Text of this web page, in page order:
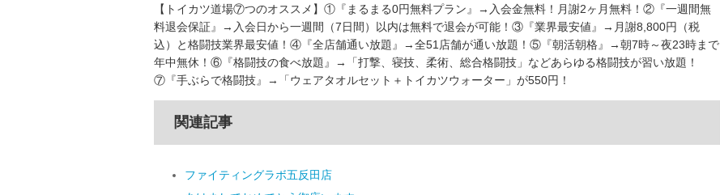
【トイカツ道場⑦つのオススメ】①『まるまる0円無料プラン』→入会金無料！月謝2ヶ月無料！②『一週間無
料退会保証』→入会日から一週間（7日間）以内は無料で退会が可能！③『業界最安値』→月謝8,800円（税
込）と格闘技業界最安値！④『全店舗通い放題』→全51店舗が通い放題！⑤『朝活朝格』→朝7時～夜23時まで
年中無休！⑥『格闘技の食べ放題』→「打撃、寝技、柔術、総合格闘技」などあらゆる格闘技が習い放題！
⑦『手ぶらで格闘技』→「ウェアタオルセット＋トイカツウォーター」が550円！
関連記事
ファイティングラボ五反田店